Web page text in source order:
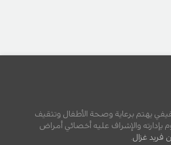
يهتم برعاية وصحة الأطفال وتثقيف
بإدارته والإشراف عليه أخصائي أمراض
فريد غزال.